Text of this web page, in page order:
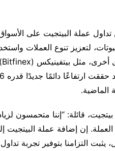
عملة البيتجيت على
لتعزيز تنوع العملات
قائلة: “إننا متحمسون
إن إضافة عملة البيتجيت
يثبت التزامنا بتوفير تجربة